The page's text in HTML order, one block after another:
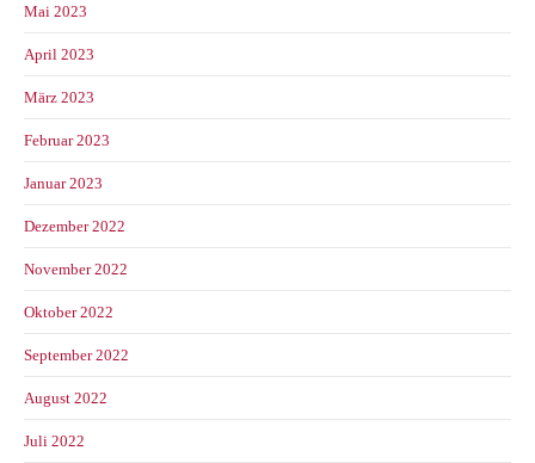
Mai 2023
April 2023
März 2023
Februar 2023
Januar 2023
Dezember 2022
November 2022
Oktober 2022
September 2022
August 2022
Juli 2022